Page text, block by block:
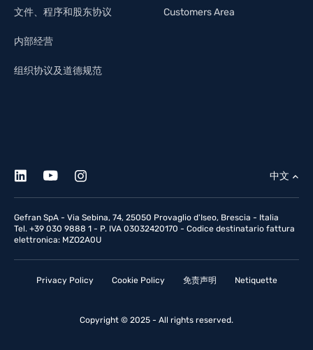
文件、程序和股东协议
内部经营
组织协议及道德规范
Customers Area
Gefran SpA - Via Sebina, 74, 25050 Provaglio d'Iseo, Brescia - Italia
Tel. +39 030 9888 1 - P. IVA 03032420170 - Codice destinatario fattura
elettronica: MZO2A0U
中文
Privacy Policy Cookie Policy 免责声明 Netiquette
Copyright © 2025 - All rights reserved.